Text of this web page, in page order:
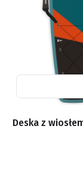
Deska z